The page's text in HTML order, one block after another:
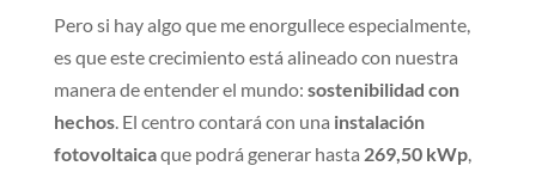
Pero si hay algo que me enorgullece especialmente,
es que este crecimiento está alineado con nuestra
manera de entender el mundo: sostenibilidad con
hechos. El centro contará con una instalación
fotovoltaicaque podrá generar hasta 269,50 kWp,